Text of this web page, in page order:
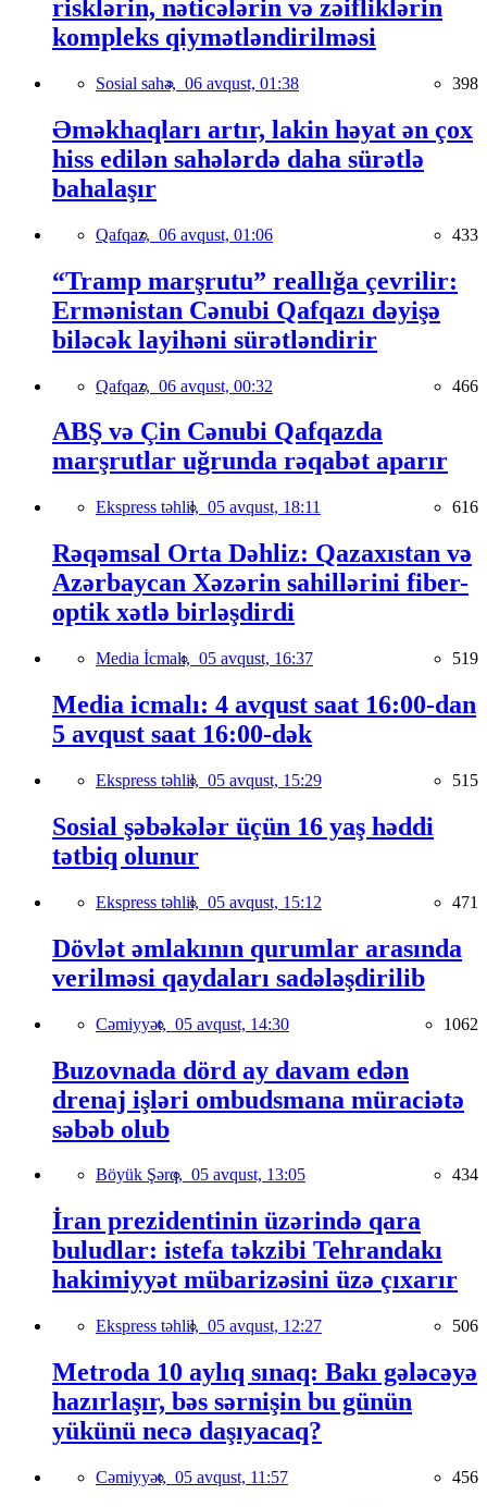
risklərin, nəticələrin və zəifliklərin
kompleks qiymətləndirilməsi
Sosial sahə, 06 avqust, 01:38 398
Əməkhaqları artır, lakin həyat ən çox
hiss edilən sahələrdə daha sürətlə
bahalaşır
Qafqaz, 06 avqust, 01:06 433
“Tramp marşrutu” reallığa çevrilir:
Ermənistan Cənubi Qafqazı dəyişə
biləcək layihəni sürətləndirir
Qafqaz, 06 avqust, 00:32 466
ABŞ və Çin Cənubi Qafqazda
marşrutlar uğrunda rəqabət aparır
Ekspress təhlil, 05 avqust, 18:11 616
Rəqəmsal Orta Dəhliz: Qazaxıstan və
Azərbaycan Xəzərin sahillərini fiber-
optik xətlə birləşdirdi
Media İcmalı, 05 avqust, 16:37 519
Media icmalı: 4 avqust saat 16:00-dan
5 avqust saat 16:00-dək
Ekspress təhlil, 05 avqust, 15:29 515
Sosial şəbəkələr üçün 16 yaş həddi
tətbiq olunur
Ekspress təhlil, 05 avqust, 15:12 471
Dövlət əmlakının qurumlar arasında
verilməsi qaydaları sadələşdirilib
Cəmiyyət, 05 avqust, 14:30 1062
Buzovnada dörd ay davam edən
drenaj işləri ombudsmana müraciətə
səbəb olub
Böyük Şərq, 05 avqust, 13:05 434
İran prezidentinin üzərində qara
buludlar: istefa təkzibi Tehrandakı
hakimiyyət mübarizəsini üzə çıxarır
Ekspress təhlil, 05 avqust, 12:27 506
Metroda 10 aylıq sınaq: Bakı gələcəyə
hazırlaşır, bəs sərnişin bu günün
yükünü necə daşıyacaq?
Cəmiyyət, 05 avqust, 11:57 456